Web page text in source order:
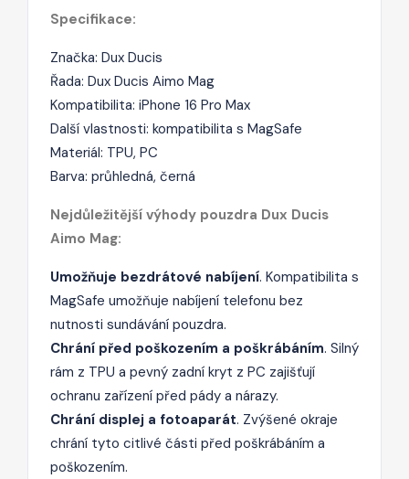
Specifikace:
Značka: Dux Ducis
Řada: Dux Ducis Aimo Mag
Kompatibilita: iPhone 16 Pro Max
Další vlastnosti: kompatibilita s MagSafe
Materiál: TPU, PC
Barva: průhledná, černá
Nejdůležitější výhody pouzdra Dux Ducis
Aimo Mag:
Umožňuje bezdrátové nabíjení. Kompatibilita s
MagSafe umožňuje nabíjení telefonu bez
nutnosti sundávání pouzdra.
Chrání před poškozením a poškrábáním. Silný
rám z TPU a pevný zadní kryt z PC zajišťují
ochranu zařízení před pády a nárazy.
Chrání displej a fotoaparát. Zvýšené okraje
chrání tyto citlivé části před poškrábáním a
poškozením.